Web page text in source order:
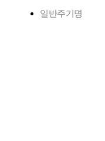
일반주기명